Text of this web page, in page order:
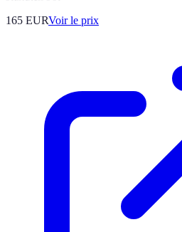
165 EURVoir le prix